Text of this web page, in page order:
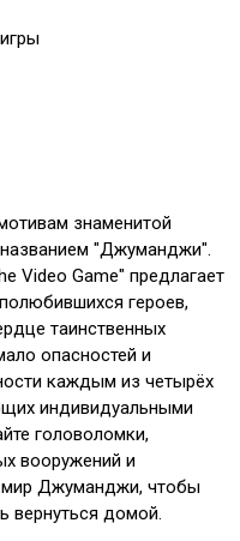
знаменитой
"Джуманджи".
Video Game" предлагает
героев,
таинственных
опасностей и
каждым из четырёх
индивидуальными
головоломки,
вооружений и
мир Джуманджи, чтобы
вернуться домой.